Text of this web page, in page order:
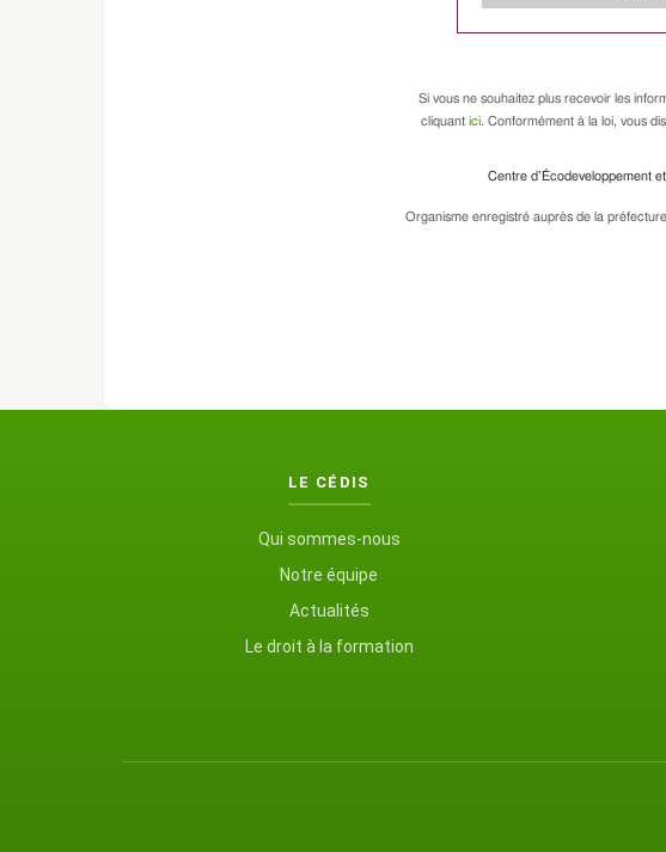
Si vous ne souhaitez plus recevoir les
cliquant ici. Conformément à la loi, vous
Centre d’Écodeveloppement
Organisme enregistré auprès de la
LE CÉDIS
Qui sommes-nous
Notre équipe
Actualités
Le droit à la formation